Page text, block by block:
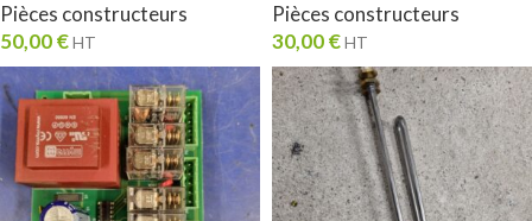
Pièces constructeurs
50,00€HT
Pièces constructeurs
30,00€HT